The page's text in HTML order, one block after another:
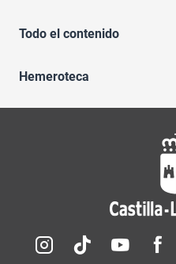
Todo el contenido
Hemeroteca
Redes sociales JCCM